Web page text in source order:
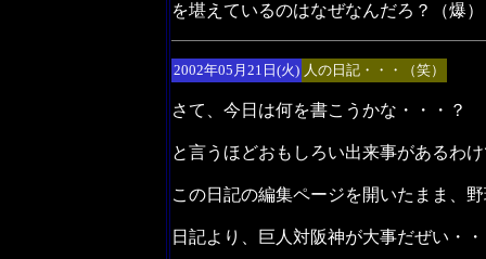
を堪えているのはなぜなんだろ？（爆）
2002年05月21日(火) 人の日記・・・（笑）
さて、今日は何を書こうかな・・・？
と言うほどおもしろい出来事があるわ
この日記の編集ページを開いたまま、
日記より、巨人対阪神が大事だぜい・